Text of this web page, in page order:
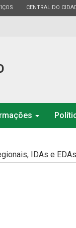
ESTADO
CENTRAL DO
IDAs e EDAs